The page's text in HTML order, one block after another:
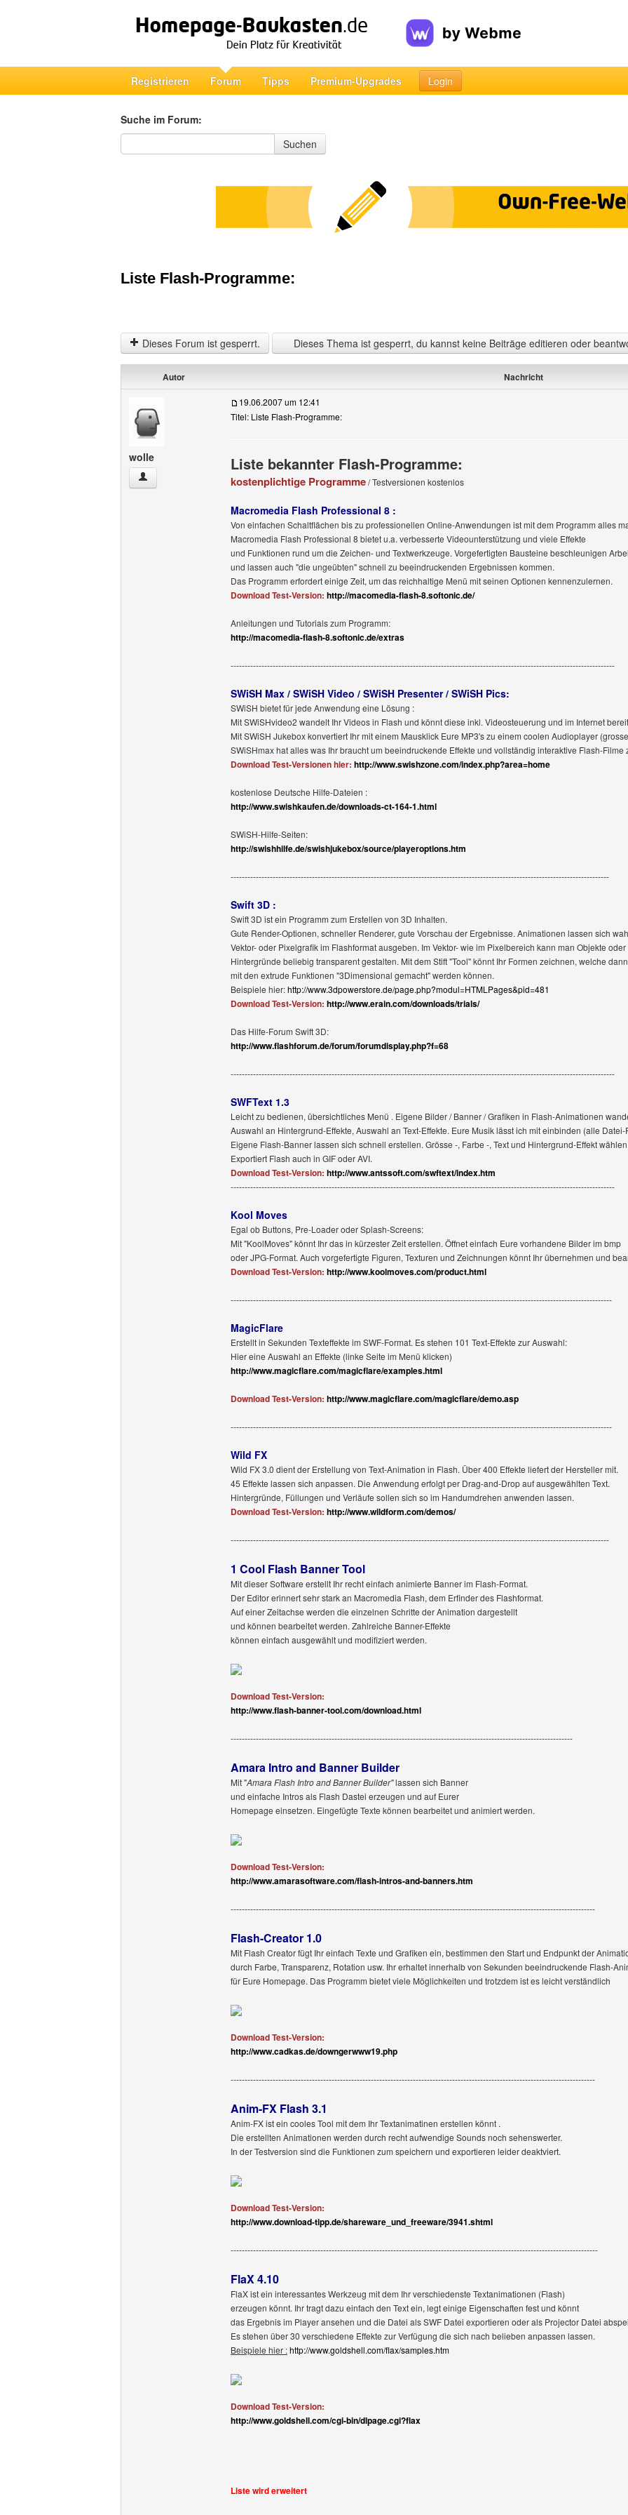
Registrieren Forum Tipps Premium-Upgrades Login
Suche im Forum:
Suche im Forum
Suchen
Liste Flash-Programme:
Dieses Forum ist gesperrt. Dieses Thema ist gesperrt, du kannst keine Beiträge editieren oder
Autor Nachricht
wolle
wolle Benutzer-Profile anzeigen
19.06.2007 um 12:41
Titel: Liste Flash-Programme:
Liste bekannter Flash-Programme:
kostenplichtige Programme/ Testversionen kostenlos
Macromedia Flash Professional 8 :
Von einfachen Schaltflächen bis zu professionellen Online-Anwendungen ist mit dem Programm alles
Macromedia Flash Professional 8 bietet u.a. verbesserte Videounterstützung und viele Effekte
und Funktionen rund um die Zeichen- und Textwerkzeuge. Vorgefertigten Bausteine beschleunigen
und lassen auch "die ungeübten" schnell zu beeindruckenden Ergebnissen kommen.
Das Programm erfordert einige Zeit, um das reichhaltige Menü mit seinen Optionen kennenzulernen.
Download Test-Version: http://macomedia-flash-8.softonic.de/
Anleitungen und Tutorials zum Programm:
http://macomedia-flash-8.softonic.de/extras
-----------------------------------------------------------------------------------------------------------------------------------------
SWiSH Max / SWiSH Video / SWiSH Presenter / SWiSH Pics:
SWiSH bietet für jede Anwendung eine Lösung :
Mit SWiSHvideo2 wandelt Ihr Videos in Flash und könnt diese inkl. Videosteuerung und im Internet
Mit SWiSH Jukebox konvertiert Ihr mit einem Mausklick Eure MP3's zu einem coolen Audioplayer
SWiSHmax hat alles was Ihr braucht um beeindruckende Effekte und vollständig interaktive Flash-Filme
Download Test-Versionen hier: http://www.swishzone.com/index.php?area=home
kostenlose Deutsche Hilfe-Dateien :
http://www.swishkaufen.de/downloads-ct-164-1.html
SWiSH-Hilfe-Seiten:
http://swishhilfe.de/swishjukebox/source/playeroptions.htm
---------------------------------------------------------------------------------------------------------------------------------------
Swift 3D :
Swift 3D ist ein Programm zum Erstellen von 3D Inhalten.
Gute Render-Optionen, schneller Renderer, gute Vorschau der Ergebnisse. Animationen lassen sich
Vektor- oder Pixelgrafik im Flashformat ausgeben. Im Vektor- wie im Pixelbereich kann man Objekte oder
Hintergründe beliebig transparent gestalten. Mit dem Stift "Tool" könnt Ihr Formen zeichnen, welche dann
mit den extrude Funktionen "3Dimensional gemacht" werden können.
Beispiele hier:http://www.3dpowerstore.de/page.php?modul=HTMLPages&pid=481
Download Test-Version: http://www.erain.com/downloads/trials/
Das Hilfe-Forum Swift 3D:
http://www.flashforum.de/forum/forumdisplay.php?f=68
-----------------------------------------------------------------------------------------------------------------------------------------
SWFText 1.3
Leicht zu bedienen, übersichtliches Menü . Eigene Bilder / Banner / Grafiken in Flash-Animationen
Auswahl an Hintergrund-Effekte, Auswahl an Text-Effekte. Eure Musik lässt ich mit einbinden (alle Datei-
Eigene Flash-Banner lassen sich schnell erstellen. Grösse -, Farbe -, Text und Hintergrund-Effekt wählen.
Exportiert Flash auch in GIF oder AVI.
Download Test-Version: http://www.antssoft.com/swftext/index.htm
-----------------------------------------------------------------------------------------------------------------------------------------
Kool Moves
Egal ob Buttons, Pre-Loader oder Splash-Screens:
Mit "KoolMoves" könnt Ihr das in kürzester Zeit erstellen. Öffnet einfach Eure vorhandene Bilder im bmp
oder JPG-Format. Auch vorgefertigte Figuren, Texturen und Zeichnungen könnt Ihr übernehmen und
Download Test-Version: http://www.koolmoves.com/product.html
----------------------------------------------------------------------------------------------------------------------------------------
MagicFlare
Erstellt in Sekunden Texteffekte im SWF-Format. Es stehen 101 Text-Effekte zur Auswahl:
Hier eine Auswahl an Effekte (linke Seite im Menü klicken)
http://www.magicflare.com/magicflare/examples.html
Download Test-Version: http://www.magicflare.com/magicflare/demo.asp
----------------------------------------------------------------------------------------------------------------------------------------
Wild FX
Wild FX 3.0 dient der Erstellung von Text-Animation in Flash. Über 400 Effekte liefert der Hersteller mit.
45 Effekte lassen sich anpassen. Die Anwendung erfolgt per Drag-and-Drop auf ausgewählten Text.
Hintergründe, Füllungen und Verläufe sollen sich so im Handumdrehen anwenden lassen.
Download Test-Version: http://www.wildform.com/demos/
---------------------------------------------------------------------------------------------------------------------------------------
1 Cool Flash Banner Tool
Mit dieser Software erstellt Ihr recht einfach animierte Banner im Flash-Format.
Der Editor erinnert sehr stark an Macromedia Flash, dem Erfinder des Flashformat.
Auf einer Zeitachse werden die einzelnen Schritte der Animation dargestellt
und können bearbeitet werden. Zahlreiche Banner-Effekte
können einfach ausgewählt und modifiziert werden.
Download Test-Version:
http://www.flash-banner-tool.com/download.html
--------------------------------------------------------------------------------------------------------------------------
Amara Intro and Banner Builder
Mit "Amara Flash Intro and Banner Builder"lassen sich Banner
und einfache Intros als Flash Dastei erzeugen und auf Eurer
Homepage einsetzen. Eingefügte Texte können bearbeitet und animiert werden.
Download Test-Version:
http://www.amarasoftware.com/flash-intros-and-banners.htm
----------------------------------------------------------------------------------------------------------------------------------
Flash-Creator 1.0
Mit Flash Creator fügt Ihr einfach Texte und Grafiken ein, bestimmen den Start und Endpunkt der
durch Farbe, Transparenz, Rotation usw. Ihr erhaltet innerhalb von Sekunden beeindruckende Flash-
für Eure Homepage. Das Programm bietet viele Möglichkeiten und trotzdem ist es leicht verständlich
Download Test-Version:
http://www.cadkas.de/downgerwww19.php
----------------------------------------------------------------------------------------------------------------------------------
Anim-FX Flash 3.1
Anim-FX ist ein cooles Tool mit dem Ihr Textanimatinen erstellen könnt .
Die erstellten Animationen werden durch recht aufwendige Sounds noch sehenswerter.
In der Testversion sind die Funktionen zum speichern und exportieren leider deaktviert.
Download Test-Version:
http://www.download-tipp.de/shareware_und_freeware/3941.shtml
-----------------------------------------------------------------------------------------------------------------------------------
FlaX 4.10
FlaX ist ein interessantes Werkzeug mit dem Ihr verschiedenste Textanimationen (Flash)
erzeugen könnt. Ihr tragt dazu einfach den Text ein, legt einige Eigenschaften fest und könnt
das Ergebnis im Player ansehen und die Datei als SWF Datei exportieren oder als Projector Datei
Es stehen über 30 verschiedene Effekte zur Verfügung die sich nach belieben anpassen lassen.
Beispiele hier :http://www.goldshell.com/flax/samples.htm
Download Test-Version:
http://www.goldshell.com/cgi-bin/dlpage.cgi?flax
Liste wird erweitert